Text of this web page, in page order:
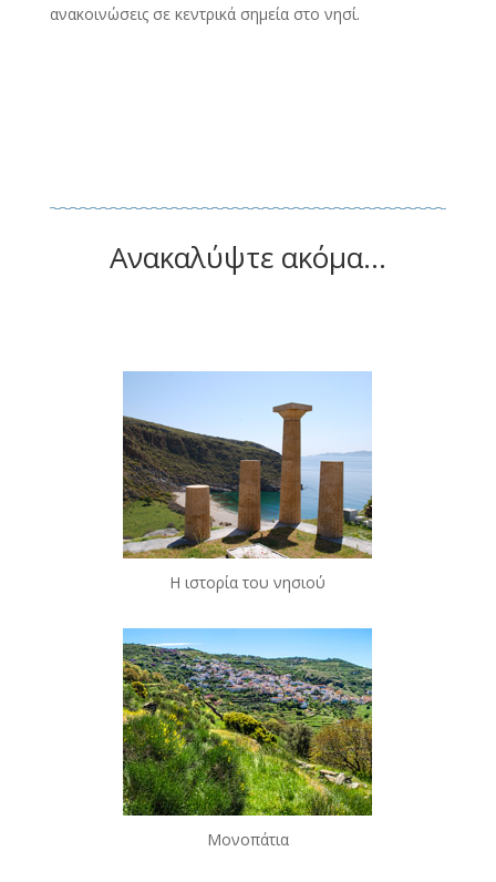
ανακοινώσεις σε κεντρικά σημεία στο νησί.
Ανακαλύψτε ακόμα...
Η ιστορία του νησιού
Μονοπάτια